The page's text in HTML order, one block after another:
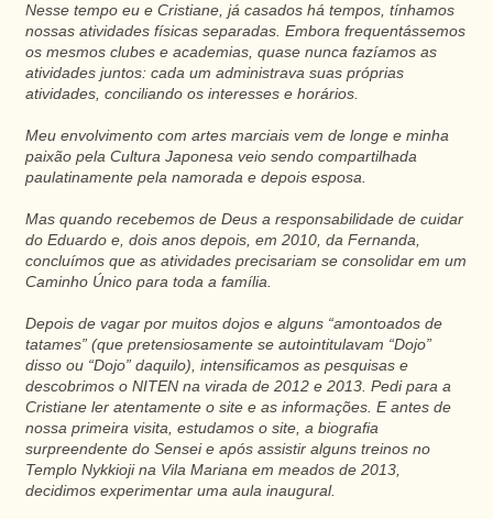
Nesse tempo eu e Cristiane, já casados há tempos, tínhamos
nossas atividades físicas separadas. Embora frequentássemos
os mesmos clubes e academias, quase nunca fazíamos as
atividades juntos: cada um administrava suas próprias
atividades, conciliando os interesses e horários.
Meu envolvimento com artes marciais vem de longe e minha
paixão pela Cultura Japonesa veio sendo compartilhada
paulatinamente pela namorada e depois esposa.
Mas quando recebemos de Deus a responsabilidade de cuidar
do Eduardo e, dois anos depois, em 2010, da Fernanda,
concluímos que as atividades precisariam se consolidar em um
Caminho Único para toda a família.
Depois de vagar por muitos dojos e alguns “amontoados de
tatames” (que pretensiosamente se autointitulavam “Dojo”
disso ou “Dojo” daquilo), intensificamos as pesquisas e
descobrimos o NITEN na virada de 2012 e 2013. Pedi para a
Cristiane ler atentamente o site e as informações. E antes de
nossa primeira visita, estudamos o site, a biografia
surpreendente do Sensei e após assistir alguns treinos no
Templo Nykkioji na Vila Mariana em meados de 2013,
decidimos experimentar uma aula inaugural.